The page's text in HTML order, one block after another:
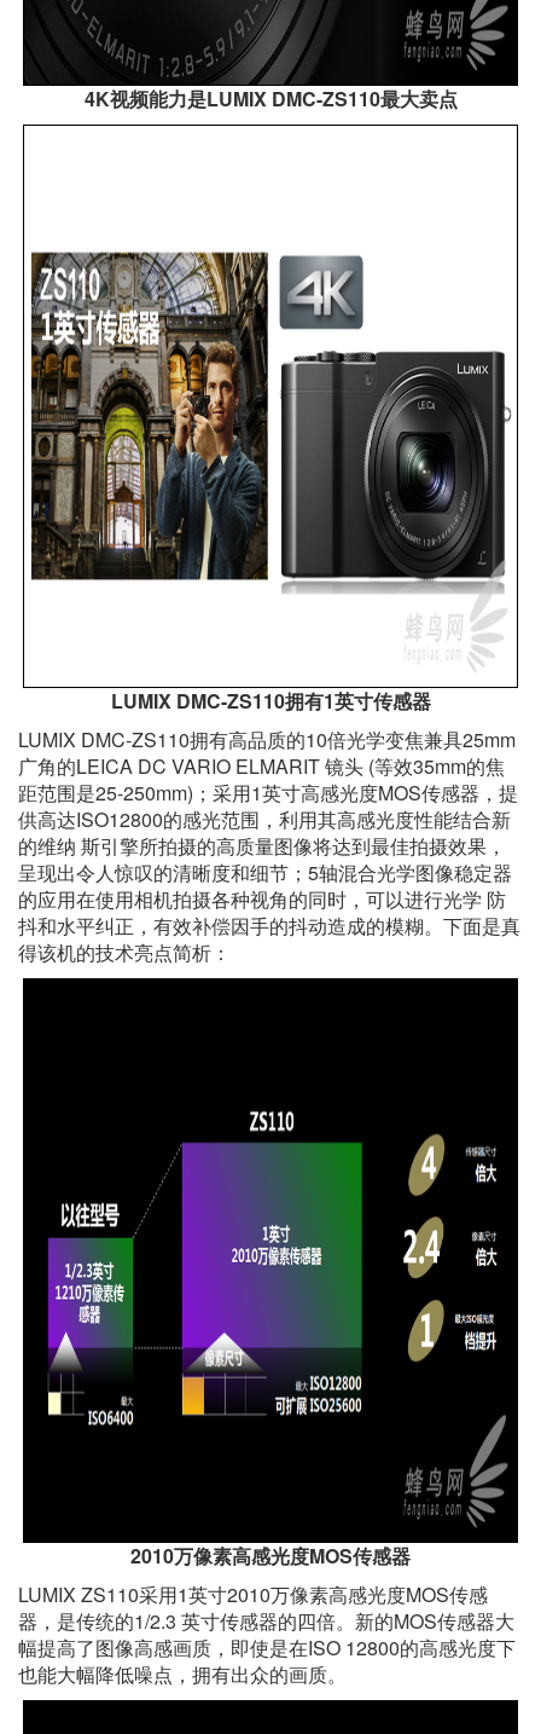
4K视频能力是LUMIX DMC-ZS110最大卖点
LUMIX DMC-ZS110拥有1英寸传感器
LUMIX DMC-ZS110拥有高品质的10倍光学变焦兼具25mm
广角的LEICA DC VARIO ELMARIT 镜头 (等效35mm的焦
距范围是25-250mm)；采用1英寸高感光度MOS传感器，提
供高达ISO12800的感光范围，利用其高感光度性能结合新
的维纳 斯引擎所拍摄的高质量图像将达到最佳拍摄效果，
呈现出令人惊叹的清晰度和细节；5轴混合光学图像稳定器
的应用在使用相机拍摄各种视角的同时，可以进行光学 防
抖和水平纠正，有效补偿因手的抖动造成的模糊。下面是真
得该机的技术亮点简析：
2010万像素高感光度MOS传感器
LUMIX ZS110采用1英寸2010万像素高感光度MOS传感
器，是传统的1/2.3 英寸传感器的四倍。新的MOS传感器大
幅提高了图像高感画质，即使是在ISO 12800的高感光度下
也能大幅降低噪点，拥有出众的画质。